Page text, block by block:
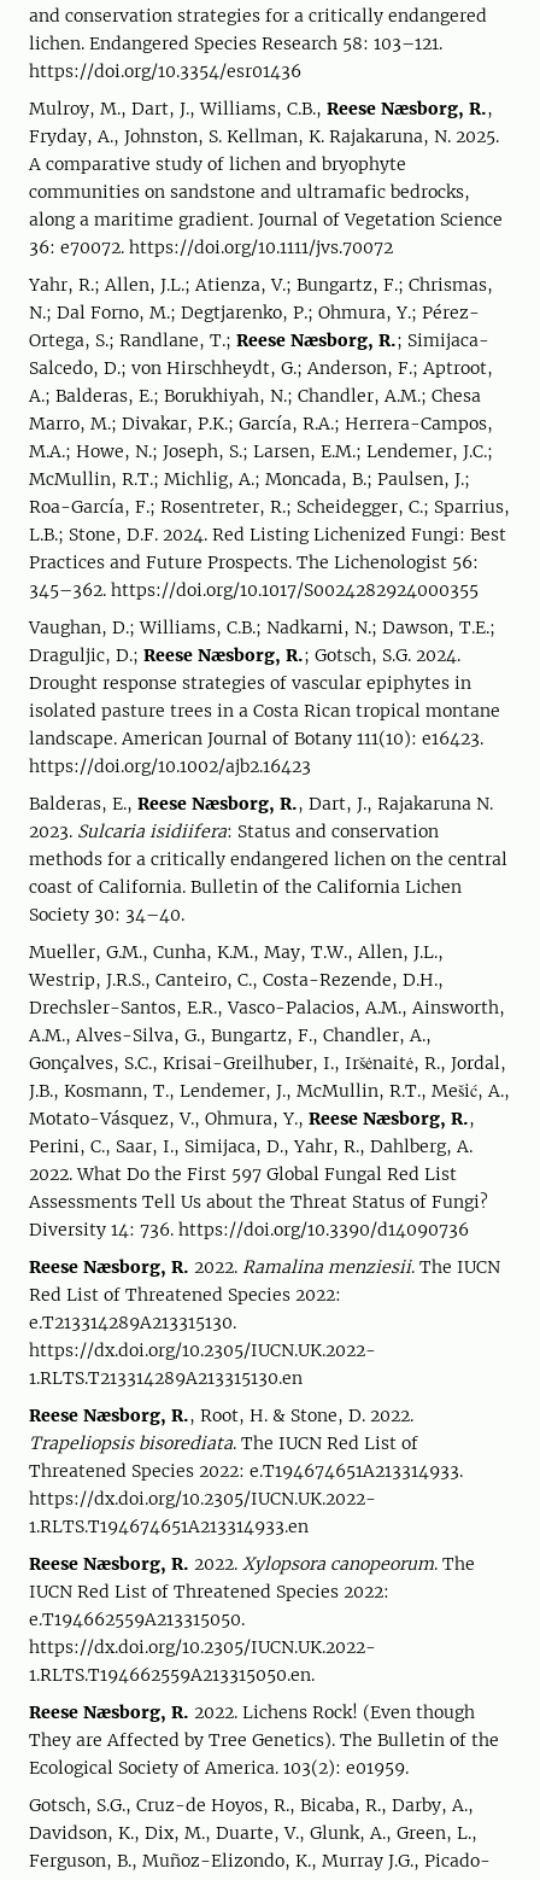
and conservation strategies for a critically endangered
lichen. Endangered Species Research 58: 103–121.
https://doi.org/10.3354/esr01436
Mulroy, M., Dart, J., Williams, C.B., Reese Næsborg, R.,
Fryday, A., Johnston, S. Kellman, K. Rajakaruna, N. 2025.
A comparative study of lichen and bryophyte
communities on sandstone and ultramafic bedrocks,
along a maritime gradient. Journal of Vegetation Science
36: e70072. https://doi.org/10.1111/jvs.70072
Yahr, R.; Allen, J.L.; Atienza, V.; Bungartz, F.; Chrismas,
N.; Dal Forno, M.; Degtjarenko, P.; Ohmura, Y.; Pérez-
Ortega, S.; Randlane, T.; Reese Næsborg, R.; Simijaca-
Salcedo, D.; von Hirschheydt, G.; Anderson, F.; Aptroot,
A.; Balderas, E.; Borukhiyah, N.; Chandler, A.M.; Chesa
Marro, M.; Divakar, P.K.; García, R.A.; Herrera-Campos,
M.A.; Howe, N.; Joseph, S.; Larsen, E.M.; Lendemer, J.C.;
McMullin, R.T.; Michlig, A.; Moncada, B.; Paulsen, J.;
Roa-García, F.; Rosentreter, R.; Scheidegger, C.; Sparrius,
L.B.; Stone, D.F. 2024. Red Listing Lichenized Fungi: Best
Practices and Future Prospects. The Lichenologist 56:
345–362. https://doi.org/10.1017/S0024282924000355
Vaughan, D.; Williams, C.B.; Nadkarni, N.; Dawson, T.E.;
Draguljic, D.; Reese Næsborg, R.; Gotsch, S.G. 2024.
Drought response strategies of vascular epiphytes in
isolated pasture trees in a Costa Rican tropical montane
landscape. American Journal of Botany 111(10): e16423.
https://doi.org/10.1002/ajb2.16423
Balderas, E., Reese Næsborg, R., Dart, J., Rajakaruna N.
2023. Sulcaria isidiifera: Status and conservation
methods for a critically endangered lichen on the central
coast of California. Bulletin of the California Lichen
Society 30: 34–40.
Mueller, G.M., Cunha, K.M., May, T.W., Allen, J.L.,
Westrip, J.R.S., Canteiro, C., Costa-Rezende, D.H.,
Drechsler-Santos, E.R., Vasco-Palacios, A.M., Ainsworth,
A.M., Alves-Silva, G., Bungartz, F., Chandler, A.,
Gonçalves, S.C., Krisai-Greilhuber, I., Iršėnaitė, R., Jordal,
J.B., Kosmann, T., Lendemer, J., McMullin, R.T., Mešić, A.,
Motato-Vásquez, V., Ohmura, Y., Reese Næsborg, R.,
Perini, C., Saar, I., Simijaca, D., Yahr, R., Dahlberg, A.
2022. What Do the First 597 Global Fungal Red List
Assessments Tell Us about the Threat Status of Fungi?
Diversity 14: 736. https://doi.org/10.3390/d14090736
Reese Næsborg, R. 2022. Ramalina menziesii. The IUCN
Red List of Threatened Species 2022:
e.T213314289A213315130.
https://dx.doi.org/10.2305/IUCN.UK.2022-
1.RLTS.T213314289A213315130.en
Reese Næsborg, R., Root, H. & Stone, D. 2022.
Trapeliopsis bisorediata. The IUCN Red List of
Threatened Species 2022: e.T194674651A213314933.
https://dx.doi.org/10.2305/IUCN.UK.2022-
1.RLTS.T194674651A213314933.en
Reese Næsborg, R. 2022. Xylopsora canopeorum. The
IUCN Red List of Threatened Species 2022:
e.T194662559A213315050.
https://dx.doi.org/10.2305/IUCN.UK.2022-
1.RLTS.T194662559A213315050.en.
Reese Næsborg, R. 2022. Lichens Rock! (Even though
They are Affected by Tree Genetics). The Bulletin of the
Ecological Society of America. 103(2): e01959.
Gotsch, S.G., Cruz-de Hoyos, R., Bicaba, R., Darby, A.,
Davidson, K., Dix, M., Duarte, V., Glunk, A., Green, L.,
Ferguson, B., Muñoz-Elizondo, K., Murray J.G., Picado-